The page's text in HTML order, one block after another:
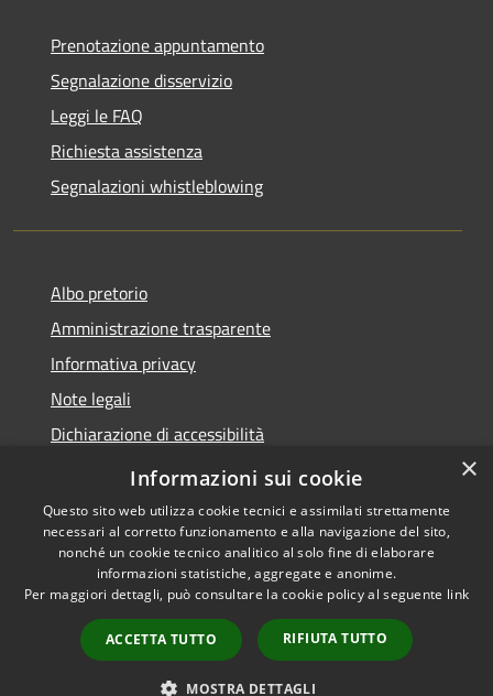
Prenotazione appuntamento
Segnalazione disservizio
Leggi le FAQ
Richiesta assistenza
Segnalazioni whistleblowing
Albo pretorio
Amministrazione trasparente
Informativa privacy
Note legali
Dichiarazione di accessibilità
Meccanismo di Feedback
Accessibilità
Copyright © 2026 • Comune di
Chieri • Powered by
Municipium•
Accesso
redazione
×
Informazioni sui cookie
Questo sito web utilizza cookie tecnici e assimilati strettamente
necessari al corretto funzionamento e alla navigazione del sito,
nonché un cookie tecnico analitico al solo fine di elaborare
informazioni statistiche, aggregate e anonime.
Per maggiori dettagli, può consultare la cookie policy al seguente link
ACCETTA TUTTO RIFIUTA TUTTO
MOSTRA DETTAGLI